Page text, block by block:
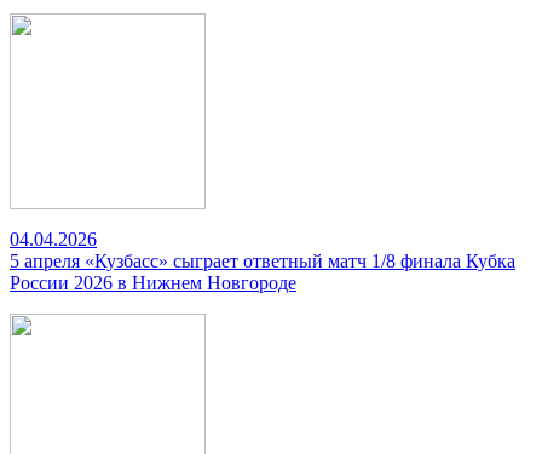
04.04.2026
5 апреля «Кузбасс» сыграет ответный матч 1/8 финала Кубка
России 2026 в Нижнем Новгороде